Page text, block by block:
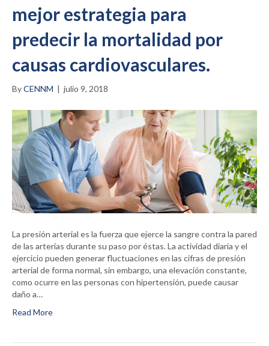
mejor estrategia para
predecir la mortalidad por
causas cardiovasculares.
ByCENNM | julio 9, 2018
La presión arterial es la fuerza que ejerce la sangre contra la pared
de las arterias durante su paso por éstas. La actividad diaria y el
ejercicio pueden generar fluctuaciones en las cifras de presión
arterial de forma normal, sin embargo, una elevación constante,
como ocurre en las personas con hipertensión, puede causar
daño a…
Read More